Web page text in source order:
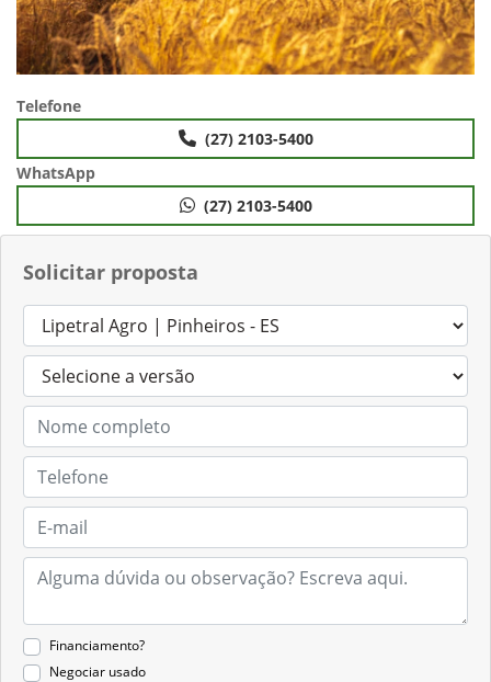
Solicitar proposta
Financiamento?
Negociar usado
Telefone
(27) 2103-5400
WhatsApp
(27) 2103-5400